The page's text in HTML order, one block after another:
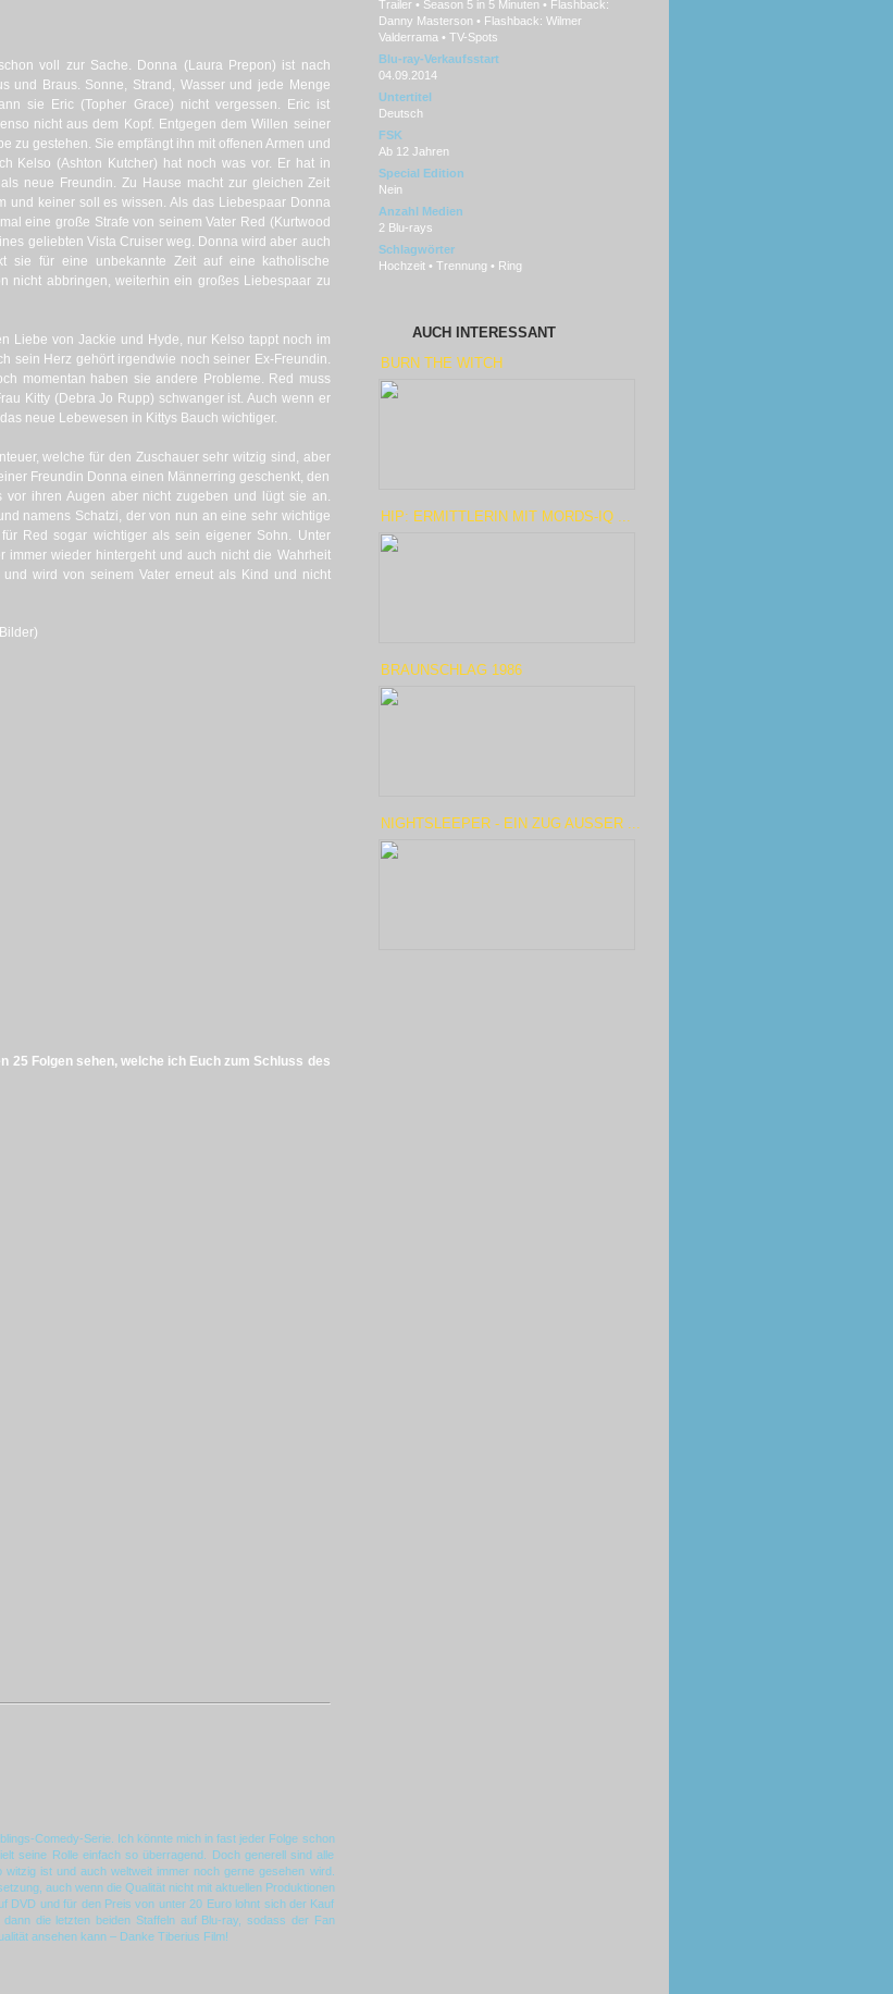
voll zur Sache. Donna (Laura Prepon) ist nach
und Braus. Sonne, Strand, Wasser und jede Menge
sie Eric (Topher Grace) nicht vergessen. Eric ist
nicht aus dem Kopf. Entgegen dem Willen seiner
zu gestehen. Sie empfängt ihn mit offenen Armen und
Kelso (Ashton Kutcher) hat noch was vor. Er hat in
neue Freundin. Zu Hause macht zur gleichen Zeit
und keiner soll es wissen. Als das Liebespaar Donna
eine große Strafe von seinem Vater Red (Kurtwood
geliebten Vista Cruiser weg. Donna wird aber auch
sie für eine unbekannte Zeit auf eine katholische
nicht abbringen, weiterhin ein großes Liebespaar zu
Liebe von Jackie und Hyde, nur Kelso tappt noch im
sein Herz gehört irgendwie noch seiner Ex-Freundin.
momentan haben sie andere Probleme. Red muss
Kitty (Debra Jo Rupp) schwanger ist. Auch wenn er
neue Lebewesen in Kittys Bauch wichtiger.
welche für den Zuschauer sehr witzig sind, aber
Freundin Donna einen Männerring geschenkt, den
ihren Augen aber nicht zugeben und lügt sie an.
namens Schatzi, der von nun an eine sehr wichtige
Red sogar wichtiger als sein eigener Sohn. Unter
immer wieder hintergeht und auch nicht die Wahrheit
wird von seinem Vater erneut als Kind und nicht
25 Folgen sehen, welche ich Euch zum Schluss des
Comedy-Serie. Ich könnte mich in fast jeder Folge schon
seine Rolle einfach so überragend. Doch generell sind alle
ist und auch weltweit immer noch gerne gesehen wird.
auch wenn die Qualität nicht mit aktuellen Produktionen
DVD und für den Preis von unter 20 Euro lohnt sich der Kauf
die letzten beiden Staffeln auf Blu-ray, sodass der Fan
ansehen kann – Danke Tiberius Film!
Trailer • Season 5 in 5 Minuten • Flashback:
Danny Masterson • Flashback: Wilmer
Valderrama • TV-Spots
Blu-ray-Verkaufsstart
04.09.2014
Untertitel
Deutsch
FSK
Ab 12 Jahren
Special Edition
Nein
Anzahl Medien
2 Blu-rays
Schlagwörter
Hochzeit • Trennung • Ring
AUCH INTERESSANT
BURN THE WITCH
HIP: ERMITTLERIN MIT MORDS-IQ ...
BRAUNSCHLAG 1986
NIGHTSLEEPER - EIN ZUG AUSSER ...